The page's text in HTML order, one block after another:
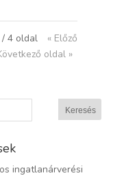
/ 4 oldal
« Előző
oldal »
ingatlanárverési